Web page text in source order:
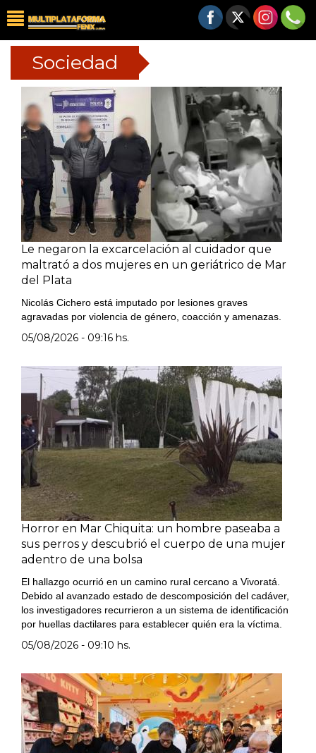
Sociedad
Le negaron la excarcelación al cuidador que
maltrató a dos mujeres en un geriátrico de Mar
del Plata
Nicolás Cichero está imputado por lesiones graves
agravadas por violencia de género, coacción y amenazas.
05/08/2026 - 09:16 hs.
Horror en Mar Chiquita: un hombre paseaba a
sus perros y descubrió el cuerpo de una mujer
adentro de una bolsa
El hallazgo ocurrió en un camino rural cercano a Vivoratá.
Debido al avanzado estado de descomposición del cadáver,
los investigadores recurrieron a un sistema de identificación
por huellas dactilares para establecer quién era la víctima.
05/08/2026 - 09:10 hs.